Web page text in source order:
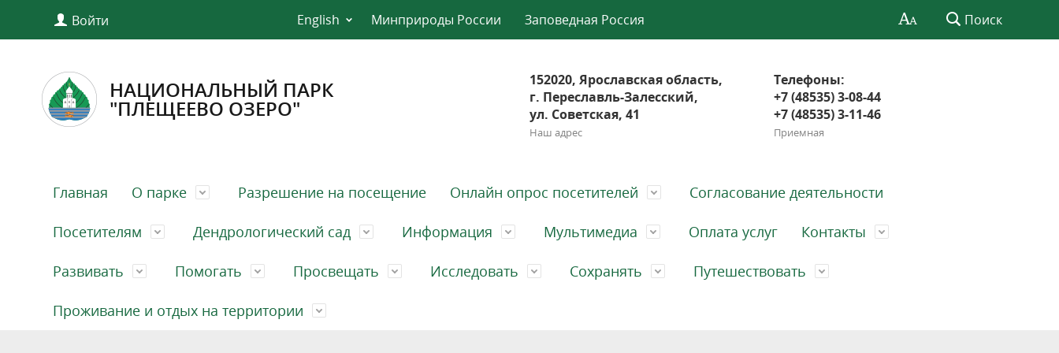
Войти English Минприроды России Заповедная Россия Поиск
НАЦИОНАЛЬНЫЙ ПАРК
"ПЛЕЩЕЕВО ОЗЕРО"
152020, Ярославская область,
г. Переславль-Залесский,
ул. Советская, 41
Наш адрес
Телефоны:
+7 (48535) 3-08-44
+7 (48535) 3-11-46
Приемная
Главная О парке Разрешение на посещение Онлайн опрос посетителей Согласование деятельности
Посетителям Дендрологический сад Информация Мультимедиа Оплата услуг Контакты
Развивать Помогать Просвещать Исследовать Сохранять Путешествовать
Проживание и отдых на территории